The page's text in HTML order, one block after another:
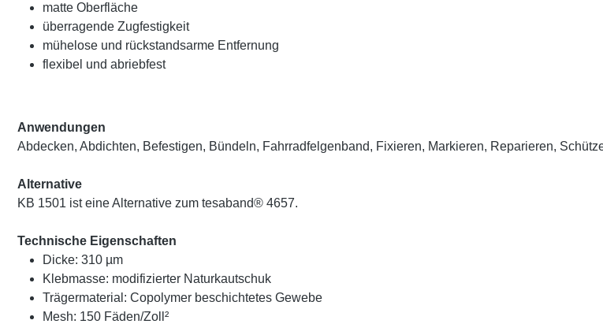
matte Oberfläche
überragende Zugfestigkeit
mühelose und rückstandsarme Entfernung
flexibel und abriebfest
Anwendungen
Abdecken, Abdichten, Befestigen, Bündeln, Fahrradfelgenband, Fixieren, Markieren, Reparieren,
Alternative
KB 1501 ist eine Alternative zum tesaband® 4657.
Technische Eigenschaften
Dicke: 310 µm
Klebmasse: modifizierter Naturkautschuk
Trägermaterial: Copolymer beschichtetes Gewebe
Mesh: 150 Fäden/Zoll²